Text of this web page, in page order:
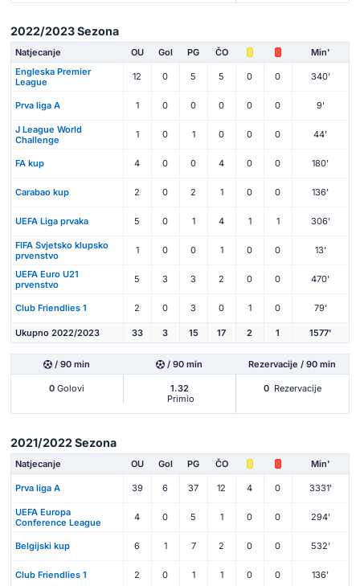
2022/2023 Sezona
Natjecanje OU Gol PG ČO
Min'
Engleska Premier
League
12 0 5 5 0 0 340'
Prva liga A 1 0 0 0 0 0 9'
J League World
Challenge
1 0 1 0 0 0 44'
FA kup 4 0 0 4 0 0 180'
Carabao kup 2 0 2 1 0 0 136'
UEFA Liga prvaka 5 0 1 4 1 1 306'
FIFA Svjetsko klupsko
prvenstvo
1 0 0 1 0 0 13'
UEFA Euro U21
prvenstvo
5 3 3 2 0 0 470'
Club Friendlies 1 2 0 3 0 1 0 79'
Ukupno 2022/2023 33 3 15 17 2 1 1577'
/ 90 min / 90 min Rezervacije / 90 min
0 Golovi
1.32
Primio
0 Rezervacije
2021/2022 Sezona
Natjecanje OU Gol PG ČO Min'
Prva liga A 39 6 37 12 4 0 3331'
UEFA Europa
Conference League
4 0 5 1 0 0 294'
Belgijski kup 6 1 7 2 0 0 532'
Club Friendlies 1 2 0 1 1 0 0 136'